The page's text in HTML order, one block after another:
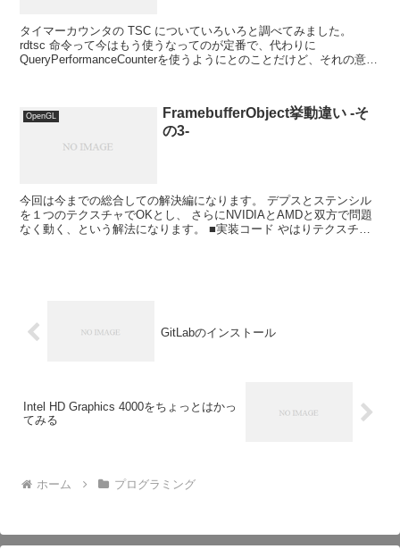
タイマーカウンタの TSC についていろいろと調べてみました。
rdtsc 命令って今はもう使うなってのが定番で、代わりに
QueryPerformanceCounterを使うようにとのことだけど、それの意味
OpenGL
FramebufferObject挙動違い -そ
の3-
今回は今までの総合しての解決編になります。 デプスとステンシル
を１つのテクスチャでOKとし、 さらにNVIDIAとAMDと双方で問題
なく動く、という解法になります。 ■実装コード やはりテクスチャ
GitLabのインストール
Intel HD Graphics 4000をちょっとはかっ
てみる
ホーム プログラミング